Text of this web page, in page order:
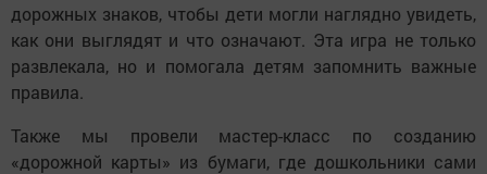
дорожных знаков, чтобы дети могли наглядно увидеть,
как они выглядят и что означают. Эта игра не только
развлекала, но и помогала детям запомнить важные
правила.
Также мы провели мастер-класс по созданию
«дорожной карты» из бумаги, где дошкольники сами